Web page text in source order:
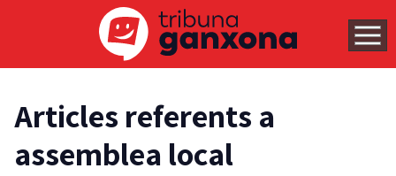
Articles referents a
assemblea local